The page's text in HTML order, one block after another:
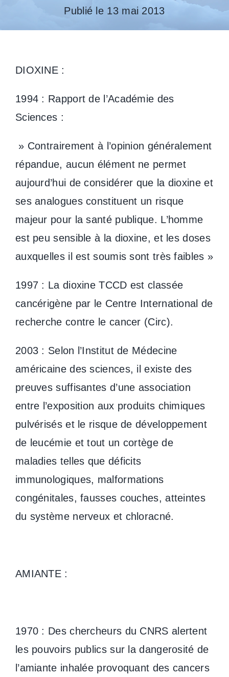
Publié le 13 mai 2013
DIOXINE :
1994 : Rapport de l’Académie des
Sciences :
» Contrairement à l’opinion généralement
répandue, aucun élément ne permet
aujourd’hui de considérer que la dioxine et
ses analogues constituent un risque
majeur pour la santé publique. L’homme
est peu sensible à la dioxine, et les doses
auxquelles il est soumis sont très faibles »
1997 : La dioxine TCCD est classée
cancérigène par le Centre International de
recherche contre le cancer (Circ).
2003 : Selon l’Institut de Médecine
américaine des sciences, il existe des
preuves suffisantes d’une association
entre l’exposition aux produits chimiques
pulvérisés et le risque de développement
de leucémie et tout un cortège de
maladies telles que déficits
immunologiques, malformations
congénitales, fausses couches, atteintes
du système nerveux et chloracné.
AMIANTE :
1970 : Des chercheurs du CNRS alertent
les pouvoirs publics sur la dangerosité de
l’amiante inhalée provoquant des cancers